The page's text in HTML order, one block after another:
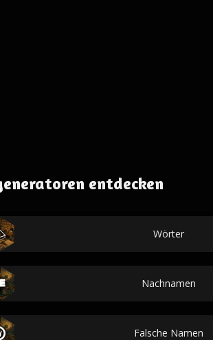
entdecken
Wörter
Nachnamen
Falsche Namen